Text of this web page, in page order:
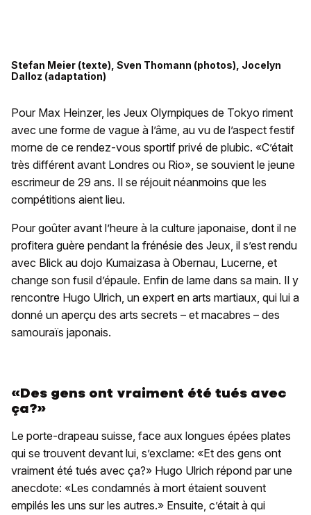
Stefan Meier (texte), Sven Thomann (photos), Jocelyn
Dalloz (adaptation)
Pour Max Heinzer, les Jeux Olympiques de Tokyo riment
avec une forme de vague à l’âme, au vu de l’aspect festif
morne de ce rendez-vous sportif privé de plubic. «C’était
très différent avant Londres ou Rio», se souvient le jeune
escrimeur de 29 ans. Il se réjouit néanmoins que les
compétitions aient lieu.
Pour goûter avant l’heure à la culture japonaise, dont il ne
profitera guère pendant la frénésie des Jeux, il s’est rendu
avec Blick au dojo Kumaizasa à Obernau, Lucerne, et
change son fusil d’épaule. Enfin de lame dans sa main. Il y
rencontre Hugo Ulrich, un expert en arts martiaux, qui lui a
donné un aperçu des arts secrets – et macabres – des
samouraïs japonais.
«Des gens ont vraiment été tués avec
ça?»
Le porte-drapeau suisse, face aux longues épées plates
qui se trouvent devant lui, s’exclame: «Et des gens ont
vraiment été tués avec ça?» Hugo Ulrich répond par une
anecdote: «Les condamnés à mort étaient souvent
empilés les uns sur les autres.» Ensuite, c’était à qui